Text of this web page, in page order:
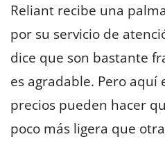
Reliant recibe una
por su servicio de
dice que son bastante
es agradable. Pero aquí
precios pueden hacer
poco más ligera que